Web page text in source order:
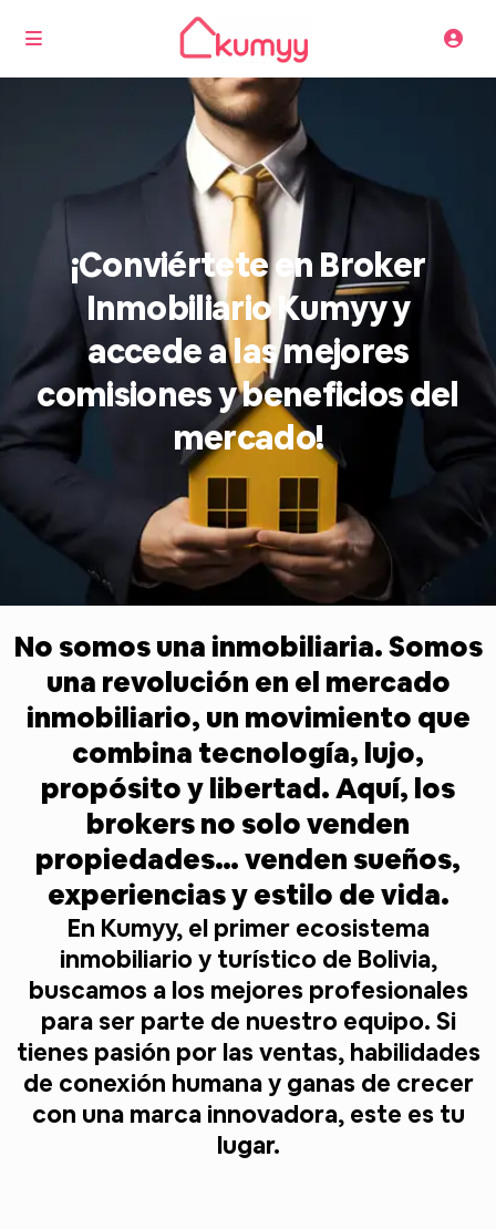
¡Conviértete en Broker
Inmobiliario Kumyy y
accede a las mejores
comisiones y beneficios del
mercado!
No somos una inmobiliaria. Somos
una revolución en el mercado
inmobiliario, un movimiento que
combina tecnología, lujo,
propósito y libertad. Aquí, los
brokers no solo venden
propiedades… venden sueños,
experiencias y estilo de vida.
En Kumyy, el primer ecosistema
inmobiliario y turístico de Bolivia,
buscamos a los mejores profesionales
para ser parte de nuestro equipo. Si
tienes pasión por las ventas, habilidades
de conexión humana y ganas de crecer
con una marca innovadora, este es tu
lugar.